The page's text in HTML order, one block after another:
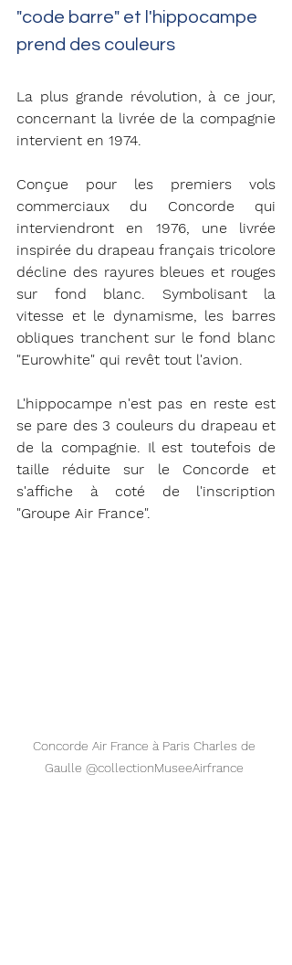
"code barre" et l'hippocampe
prend des couleurs
La plus grande révolution, à ce jour,
concernant la livrée de la compagnie
intervient en 1974.
Conçue pour les premiers vols
commerciaux du Concorde qui
interviendront en 1976, une livrée
inspirée du drapeau français tricolore
décline des rayures bleues et rouges
sur fond blanc. Symbolisant la
vitesse et le dynamisme, les barres
obliques tranchent sur le fond blanc
"Eurowhite" qui revêt tout l'avion.
L'hippocampe n'est pas en reste est
se pare des 3 couleurs du drapeau et
de la compagnie. Il est toutefois de
taille réduite sur le Concorde et
s'affiche à coté de l'inscription
"Groupe Air France".
Concorde Air France à Paris Charles de
Gaulle @collectionMuseeAirfrance